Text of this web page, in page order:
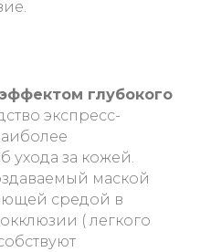
глубокого
экспресс-
ухода за кожей.
маской
средой в
( легкого